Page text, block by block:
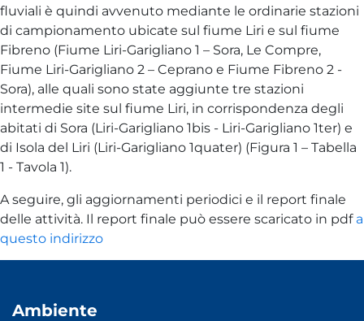
fluviali è quindi avvenuto mediante le ordinarie stazioni
di campionamento ubicate sul fiume Liri e sul fiume
Fibreno (Fiume Liri-Garigliano 1 – Sora, Le Compre,
Fiume Liri-Garigliano 2 – Ceprano e Fiume Fibreno 2 -
Sora), alle quali sono state aggiunte tre stazioni
intermedie site sul fiume Liri, in corrispondenza degli
abitati di Sora (Liri-Garigliano 1bis - Liri-Garigliano 1ter) e
di Isola del Liri (Liri-Garigliano 1quater) (Figura 1 – Tabella
1 - Tavola 1).
A seguire, gli aggiornamenti periodici e il report finale
delle attività. Il report finale può essere scaricato in pdf a
questo indirizzo
Ambiente